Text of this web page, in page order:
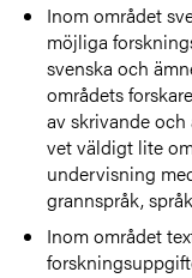
Inom området
möjliga
svenska och
områdets
av skrivande och
vet väldigt lite
undervisning
grannspråk,
Inom området